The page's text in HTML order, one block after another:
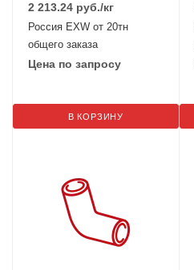
2 213.24 руб./кг
Россия EXW от 20тн
общего заказа
Цена по запросу
В КОРЗИНУ